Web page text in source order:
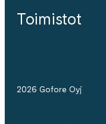
Toimistot
2026 Gofore Oyj